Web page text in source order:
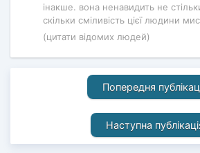
інакше. вона ненавидить не
скільки сміливість цієї людини
(цитати відомих людей)
Попередня
Наступна